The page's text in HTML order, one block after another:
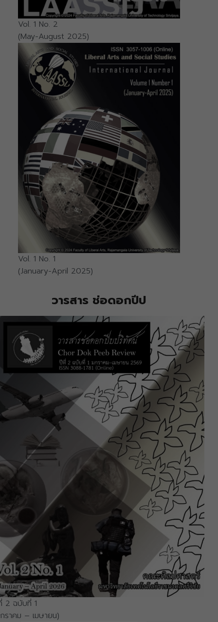
Vol. 1 No. 2
(May-August 2025)
Vol. 1 No. 1
(January-April 2025)
วารสาร ช่อดอกปีป
2 ฉบับที่ 1
ราคม – เมษายน)